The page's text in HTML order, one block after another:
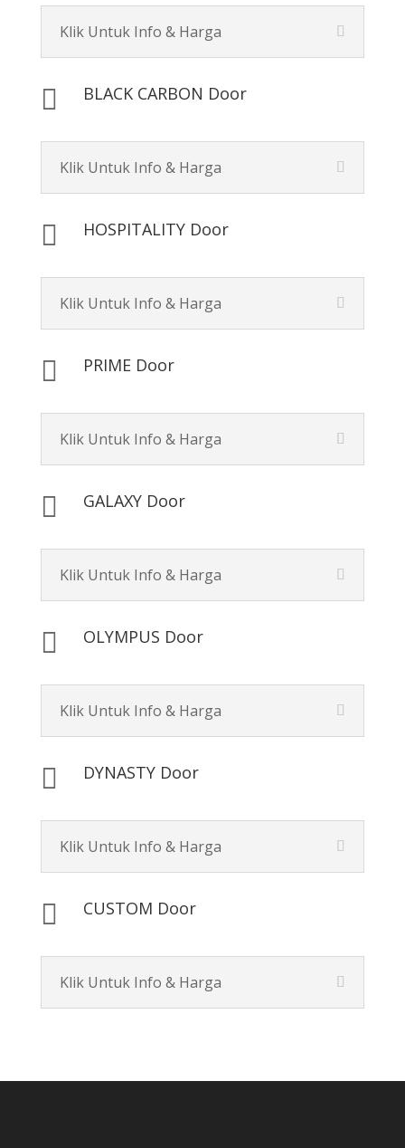
Klik Untuk Info & Harga
 BLACK CARBON Door
Klik Untuk Info & Harga
 HOSPITALITY Door
Klik Untuk Info & Harga
 PRIME Door
Klik Untuk Info & Harga
 GALAXY Door
Klik Untuk Info & Harga
 OLYMPUS Door
Klik Untuk Info & Harga
 DYNASTY Door
Klik Untuk Info & Harga
 CUSTOM Door
Klik Untuk Info & Harga